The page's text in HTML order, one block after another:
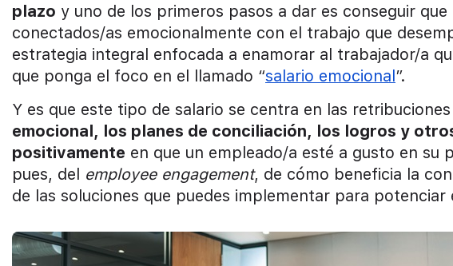
plazo y uno de los primeros pasos a dar es conseguir
conectados/as emocionalmente con el trabajo que
estrategia integral enfocada a enamorar al trabajador/a
que ponga el foco en el llamado “salario emocional”.
Y es que este tipo de salario se centra en las
emocional, los planes de conciliación, los logros y
positivamente en que un empleado/a esté a gusto en su
pues, del employee engagement, de cómo beneficia la
de las soluciones que puedes implementar para